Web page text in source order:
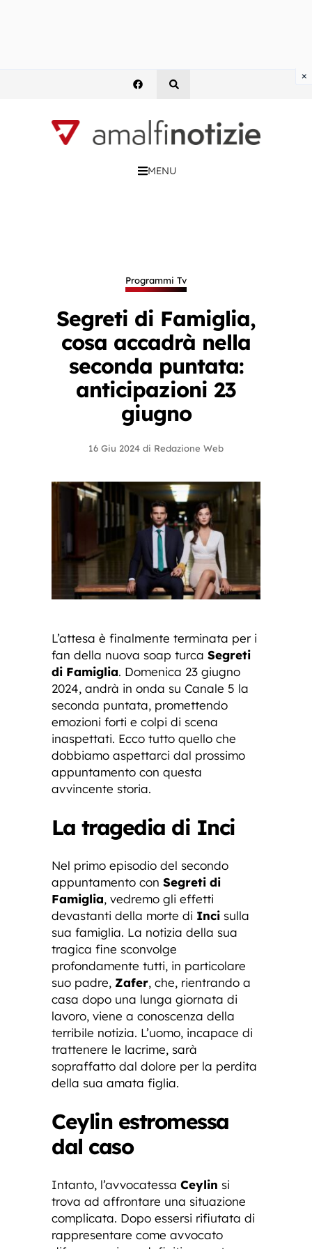
MENU
Programmi Tv
Segreti di Famiglia,
cosa accadrà nella
seconda puntata:
anticipazioni 23
giugno
16 Giu 2024 di Redazione Web
L’attesa è finalmente terminata per i
fan della nuova soap turca Segreti
di Famiglia. Domenica 23 giugno
2024, andrà in onda su Canale 5 la
seconda puntata, promettendo
emozioni forti e colpi di scena
inaspettati. Ecco tutto quello che
dobbiamo aspettarci dal prossimo
appuntamento con questa
avvincente storia.
La tragedia di Inci
Nel primo episodio del secondo
appuntamento con Segreti di
Famiglia, vedremo gli effetti
devastanti della morte di Inci sulla
sua famiglia. La notizia della sua
tragica fine sconvolge
profondamente tutti, in particolare
suo padre, Zafer, che, rientrando a
casa dopo una lunga giornata di
lavoro, viene a conoscenza della
terribile notizia. L’uomo, incapace di
trattenere le lacrime, sarà
sopraffatto dal dolore per la perdita
della sua amata figlia.
Ceylin estromessa
dal caso
Intanto, l’avvocatessa Ceylin si
trova ad affrontare una situazione
complicata. Dopo essersi rifiutata di
rappresentare come avvocato
×